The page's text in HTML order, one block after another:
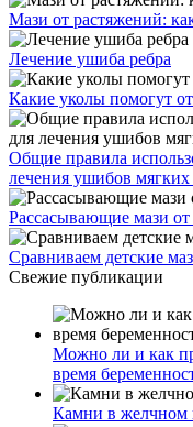
Мази от растяжений:
Лечение ушиба ребра
Какие уколы помогут
Общие правила
лечения ушибов
Рассасывающие мази
Сравниваем детские
Свежие публикации
Можно ли и как
время
Камни в желчном